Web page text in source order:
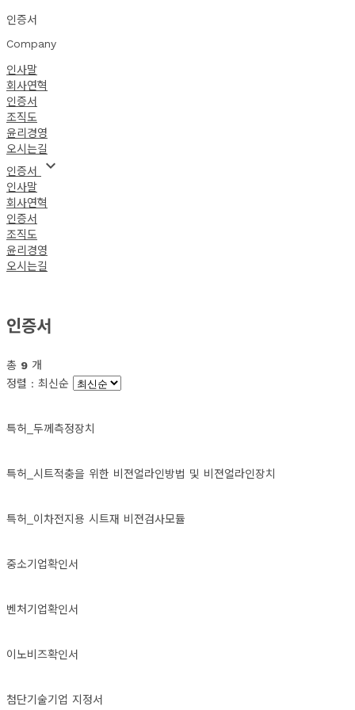
인증서
Company
인사말
회사연혁
인증서
조직도
윤리경영
오시는길
인증서
keyboard_arrow_down
인사말
회사연혁
인증서
조직도
윤리경영
오시는길
인증서
총 9 개
정렬 : 최신순
특허_두께측정장치
특허_시트적충을 위한 비젼얼라인방법 및 비젼얼라인장치
특허_이차전지용 시트재 비젼검사모듈
중소기업확인서
벤처기업확인서
이노비즈확인서
첨단기술기업 지정서